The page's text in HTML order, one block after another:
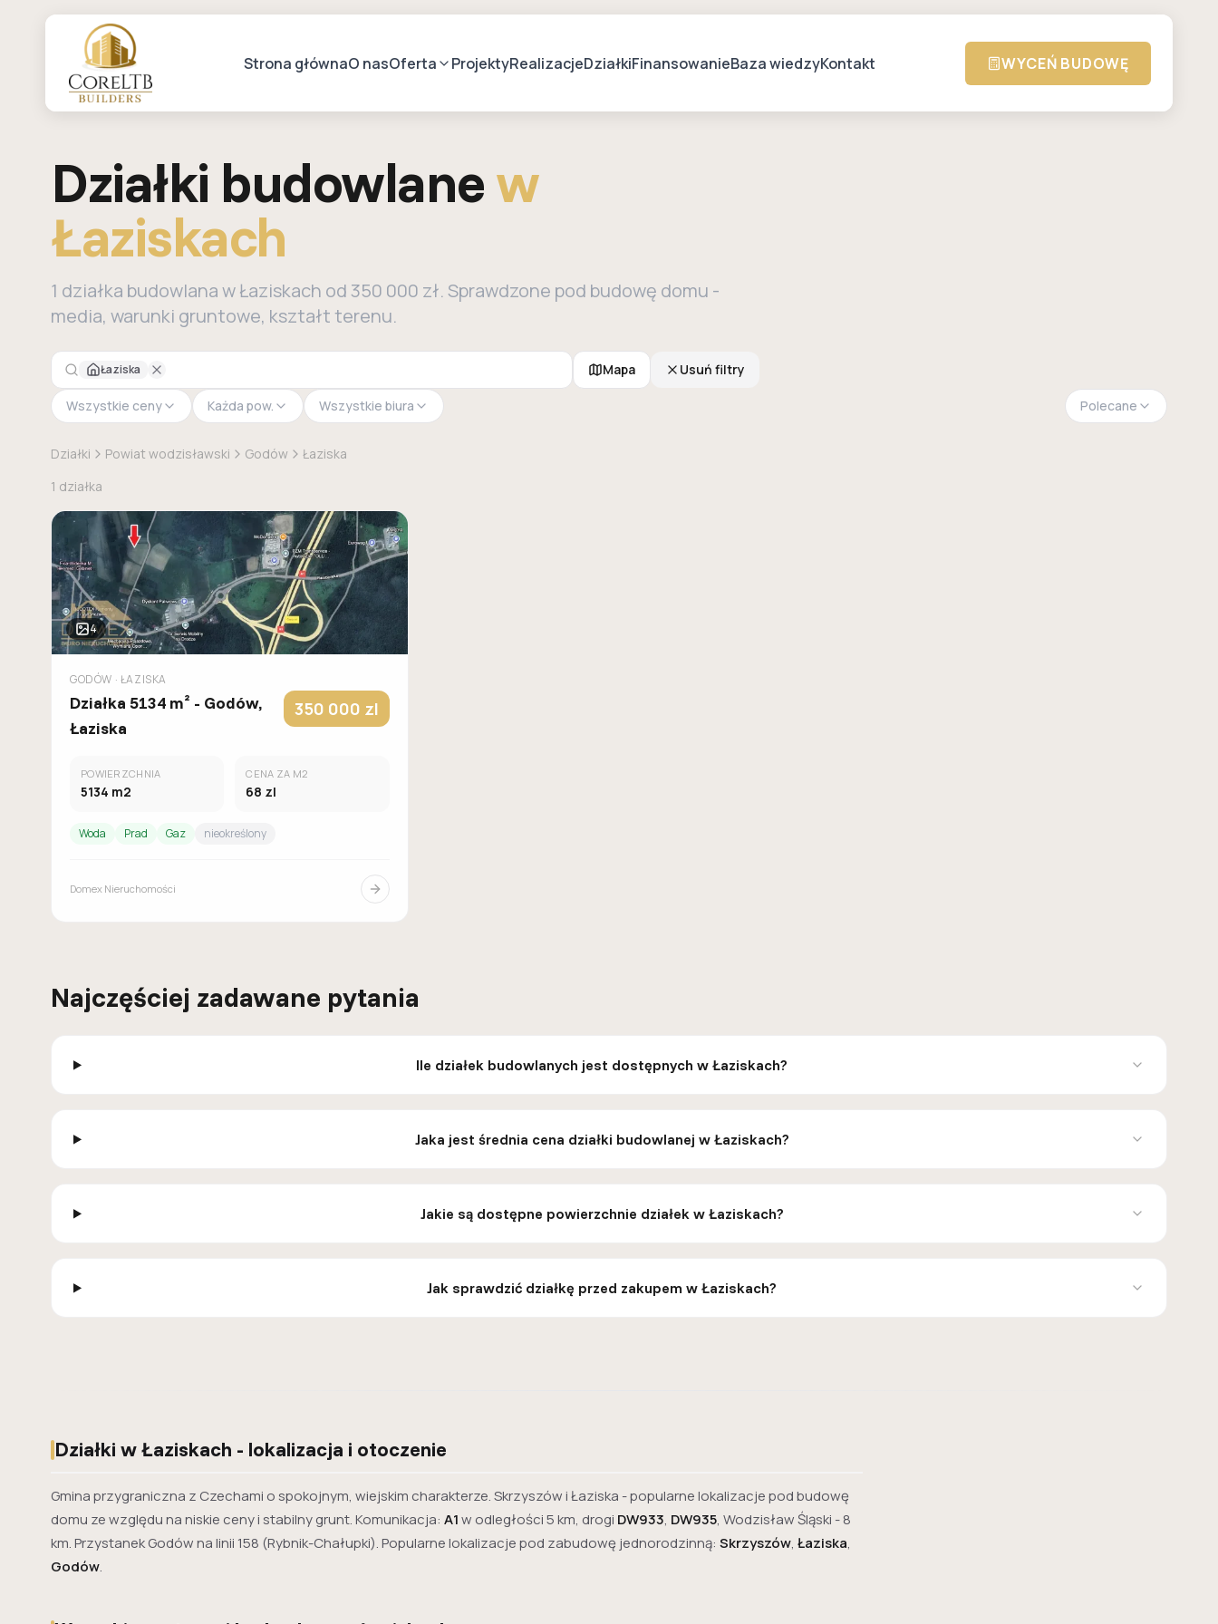
Strona głównaO nasOferta ProjektyRealizacjeDziałkiFinansowanieBaza wiedzyKontakt WYCEŃ BUDOWĘ
Działki budowlanew
Łaziskach
1 działka budowlana w Łaziskach od 350 000 zł. Sprawdzone pod budowę domu -
media, warunki gruntowe, kształt terenu.
Łaziska Mapa Usuń filtry
Wszystkie ceny Każda pow. Wszystkie biura Polecane
Działki Powiat wodzisławski Godów
Łaziska
1 działka
4
GODÓW · ŁAZISKA
Działka 5134 m² - Godów,
Łaziska
350 000 zl
POWIERZCHNIA
5134 m2
CENA ZA M2
68 zl
Woda Prad Gaz nieokreślony
Domex Nieruchomości
Najczęściej zadawane pytania
Ile działek budowlanych jest dostępnych w Łaziskach?
Jaka jest średnia cena działki budowlanej w Łaziskach?
Jakie są dostępne powierzchnie działek w Łaziskach?
Jak sprawdzić działkę przed zakupem w Łaziskach?
Działki w Łaziskach - lokalizacja i otoczenie
Gmina przygraniczna z Czechami o spokojnym, wiejskim charakterze. Skrzyszów i Łaziska - popularne lokalizacje pod budowę
domu ze względu na niskie ceny i stabilny grunt. Komunikacja: A1w odległości 5 km, drogi DW933, DW935, Wodzisław Śląski - 8
km. Przystanek Godów na linii 158 (Rybnik-Chałupki). Popularne lokalizacje pod zabudowę jednorodzinną: Skrzyszów, Łaziska,
Godów.